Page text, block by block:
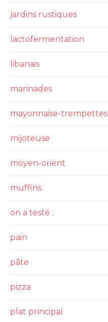
jardins rustiques
lactofermentation
libanais
marinades
mayonnaise-trempettes
mijoteuse
moyen-orient
muffins
on a testé :
pain
pâte
pizza
plat principal